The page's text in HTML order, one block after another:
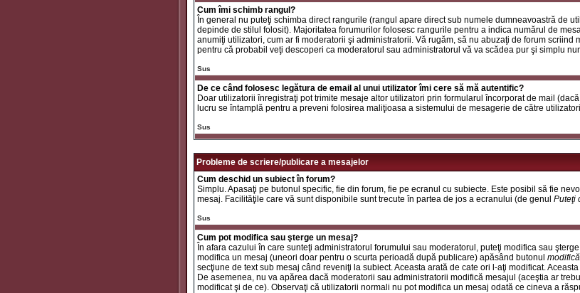
Cum îmi schimb rangul?
În general nu puteţi schimba direct rangurile (rangul apare direct sub numele dumneavoastră de
depinde de stilul folosit). Majoritatea forumurilor folosesc rangurile pentru a indica numărul de
anumiţi utilizatori, cum ar fi moderatorii şi administratorii. Vă rugăm, să nu abuzaţi de forum scriind
pentru că probabil veţi descoperi ca moderatorul sau administratorul vă va scădea pur şi simplu
Sus
De ce când folosesc legătura de email al unui utilizator îmi cere să mă autentific?
Doar utilizatorii înregistraţi pot trimite mesaje altor utilizatori prin formularul încorporat de mail
lucru se întamplă pentru a preveni folosirea maliţioasa a sistemului de mesagerie de către
Sus
Probleme de scriere/publicare a mesajelor
Cum deschid un subiect în forum?
Simplu. Apasaţi pe butonul specific, fie din forum, fie pe ecranul cu subiecte. Este posibil să fie
mesaj. Facilităţile care vă sunt disponibile sunt trecute în partea de jos a ecranului (de genul Puteţi
Sus
Cum pot modifica sau şterge un mesaj?
În afara cazului în care sunteţi administratorul forumului sau moderatorul, puteţi modifica sau
modifica un mesaj (uneori doar pentru o scurta perioadă după publicare) apăsând butonul modifică
secţiune de text sub mesaj când reveniţi la subiect. Aceasta arată de cate ori l-aţi modificat.
De asemenea, nu va apărea dacă moderatorii sau administratorii modifică mesajul (aceştia ar
modificat şi de ce). Observaţi că utilizatorii normali nu pot modifica un mesaj odată ce cineva a